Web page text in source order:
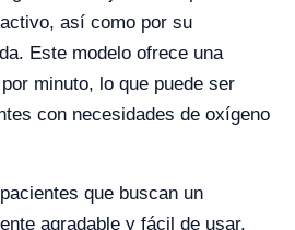
así como por su
Este modelo ofrece una
minuto, lo que puede ser
con necesidades de oxígeno
que buscan un
agradable y fácil de usar.